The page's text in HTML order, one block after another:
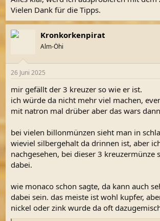
:
Vielen Dank für die Tipps.
Kronkorkenpirat
Alm-Öhi
26 Juni 2025
mir gefällt der 3 kreuzer so wie er ist.
ich würde da nicht mehr viel machen,
mit natron mal drüber aber das wars
bei vielen billonmünzen sieht man in
wieviel silbergehalt da drinnen ist, aber
nachgesehen, bei dieser 3 kreuzermünze
dabei.
wie monaco schon sagte, da kann auch
dabei sein. das meiste ist wohl kupfer,
nickel oder zink wurde da oft